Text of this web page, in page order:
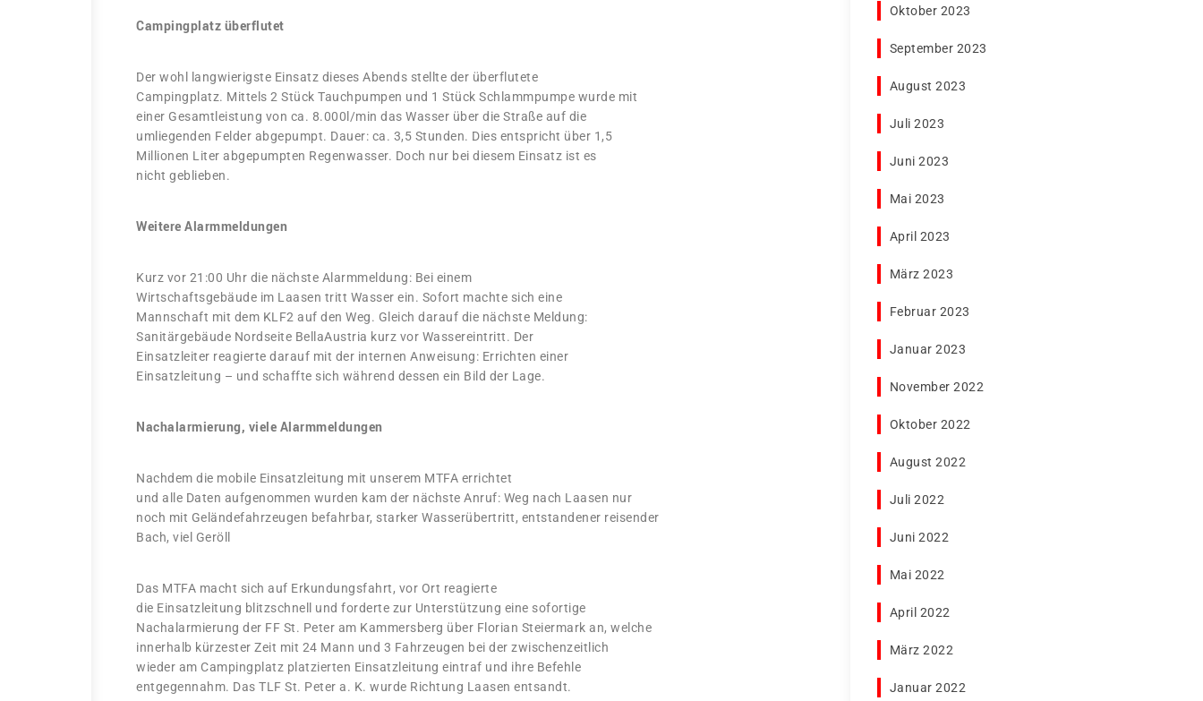
Campingplatz überflutet
Der wohl langwierigste Einsatz dieses Abends stellte der überflutete
Campingplatz. Mittels 2 Stück Tauchpumpen und 1 Stück Schlammpumpe wurde mit
einer Gesamtleistung von ca. 8.000l/min das Wasser über die Straße auf die
umliegenden Felder abgepumpt. Dauer: ca. 3,5 Stunden. Dies entspricht über 1,5
Millionen Liter abgepumpten Regenwasser. Doch nur bei diesem Einsatz ist es
nicht geblieben.
Weitere Alarmmeldungen
Kurz vor 21:00 Uhr die nächste Alarmmeldung: Bei einem
Wirtschaftsgebäude im Laasen tritt Wasser ein. Sofort machte sich eine
Mannschaft mit dem KLF2 auf den Weg. Gleich darauf die nächste Meldung:
Sanitärgebäude Nordseite BellaAustria kurz vor Wassereintritt. Der
Einsatzleiter reagierte darauf mit der internen Anweisung: Errichten einer
Einsatzleitung – und schaffte sich während dessen ein Bild der Lage.
Nachalarmierung, viele Alarmmeldungen
Nachdem die mobile Einsatzleitung mit unserem MTFA errichtet
und alle Daten aufgenommen wurden kam der nächste Anruf: Weg nach Laasen nur
noch mit Geländefahrzeugen befahrbar, starker Wasserübertritt, entstandener reisender
Bach, viel Geröll
Das MTFA macht sich auf Erkundungsfahrt, vor Ort reagierte
die Einsatzleitung blitzschnell und forderte zur Unterstützung eine sofortige
Nachalarmierung der FF St. Peter am Kammersberg über Florian Steiermark an, welche
innerhalb kürzester Zeit mit 24 Mann und 3 Fahrzeugen bei der zwischenzeitlich
wieder am Campingplatz platzierten Einsatzleitung eintraf und ihre Befehle
entgegennahm. Das TLF St. Peter a. K. wurde Richtung Laasen entsandt.
Oktober 2023
September 2023
August 2023
Juli 2023
Juni 2023
Mai 2023
April 2023
März 2023
Februar 2023
Januar 2023
November 2022
Oktober 2022
August 2022
Juli 2022
Juni 2022
Mai 2022
April 2022
März 2022
Januar 2022